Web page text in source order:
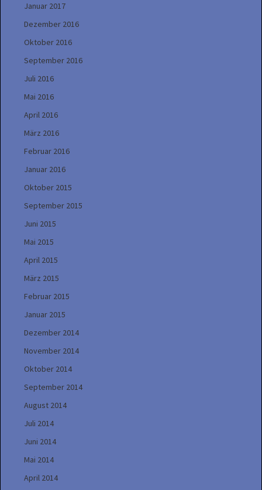
Januar 2017
Dezember 2016
Oktober 2016
September 2016
Juli 2016
Mai 2016
April 2016
März 2016
Februar 2016
Januar 2016
Oktober 2015
September 2015
Juni 2015
Mai 2015
April 2015
März 2015
Februar 2015
Januar 2015
Dezember 2014
November 2014
Oktober 2014
September 2014
August 2014
Juli 2014
Juni 2014
Mai 2014
April 2014